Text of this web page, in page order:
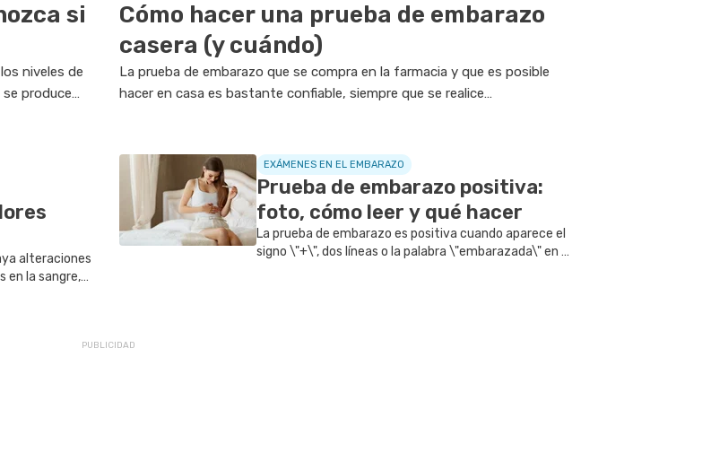
si
niveles de
produce
Cómo hacer una prueba de embarazo
casera (y cuándo)
La prueba de embarazo que se compra en la farmacia y que es posible
hacer en casa es bastante confiable, siempre que se realice
alteraciones
en la sangre,
EXÁMENES EN EL EMBARAZO
Prueba de embarazo positiva:
foto, cómo leer y qué hacer
La prueba de embarazo es positiva cuando aparece el
signo \"+\", dos líneas o la palabra \"embarazada\" en el